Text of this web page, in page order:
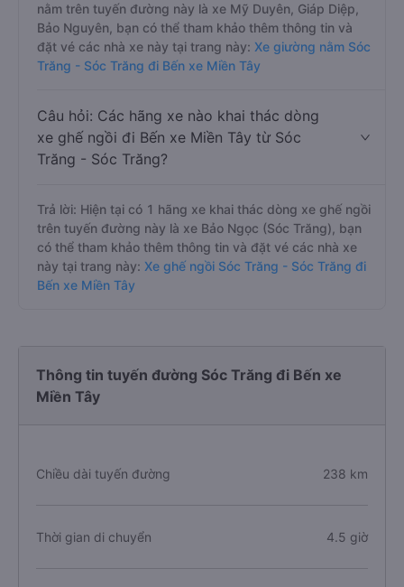
nằm trên tuyến đường này là xe Mỹ Duyên, Giáp Diệp,
Bảo Nguyên, bạn có thể tham khảo thêm thông tin và
đặt vé các nhà xe này tại trang này: Xe giường nằm Sóc
Trăng - Sóc Trăng đi Bến xe Miền Tây
Câu hỏi: Các hãng xe nào khai thác dòng
xe ghế ngồi đi Bến xe Miền Tây từ Sóc
Trăng - Sóc Trăng?
Trả lời: Hiện tại có 1 hãng xe khai thác dòng xe ghế ngồi
trên tuyến đường này là xe Bảo Ngọc (Sóc Trăng), bạn
có thể tham khảo thêm thông tin và đặt vé các nhà xe
này tại trang này: Xe ghế ngồi Sóc Trăng - Sóc Trăng đi
Bến xe Miền Tây
Thông tin tuyến đường Sóc Trăng đi Bến xe
Miền Tây
Chiều dài tuyến đường 238 km
Thời gian di chuyển 4.5 giờ